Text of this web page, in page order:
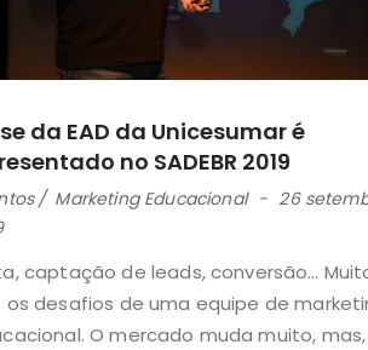
da EAD da Unicesumar é
no SADEBR 2019
Marketing Educacional
26
captação de leads, conversão…
os desafios de uma equipe de
O mercado muda muito, mas,